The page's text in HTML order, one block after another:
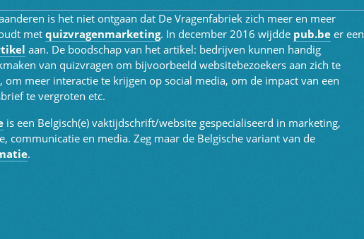
is het niet ontgaan dat De Vragenfabriek zich meer en meer
metquizvragenmarketing. In december 2016 wijdde pub.be er een
aan. De boodschap van het artikel: bedrijven kunnen handig
van quizvragen om bijvoorbeeld websitebezoekers aan zich te
om meer interactie te krijgen op social media, om de impact van een
te vergroten etc.
is een Belgisch(e) vaktijdschrift/website gespecialiseerd in marketing,
communicatie en media. Zeg maar de Belgische variant van de
.